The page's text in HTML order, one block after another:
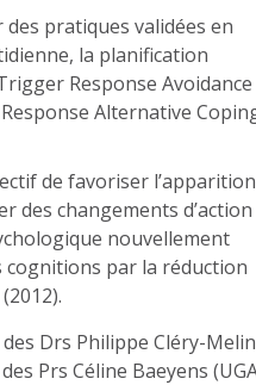
pratiques validées en
la planification
Response Avoidance
Alternative
de favoriser l’apparition
des changements
nouvellement
par la réduction
Drs Philippe Cléry-
Prs Céline Baeyens